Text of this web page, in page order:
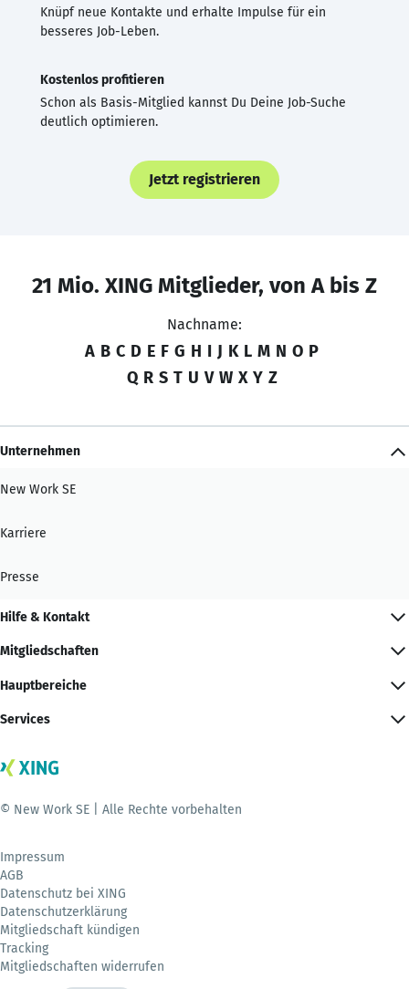
Knüpf neue Kontakte und erhalte Impulse für ein
besseres Job-Leben.
Kostenlos profitieren
Schon als Basis-Mitglied kannst Du Deine Job-Suche
deutlich optimieren.
Jetzt registrieren
21 Mio. XING Mitglieder, von A bis Z
Nachname:
A B C D E F G H I J K L M N O P
Q R S T U V W X Y Z
Unternehmen
New Work SE
Karriere
Presse
Hilfe & Kontakt
Mitgliedschaften
Hauptbereiche
Services
© New Work SE | Alle Rechte vorbehalten
Impressum
AGB
Datenschutz bei XING
Datenschutzerklärung
Mitgliedschaft kündigen
Tracking
Mitgliedschaften widerrufen